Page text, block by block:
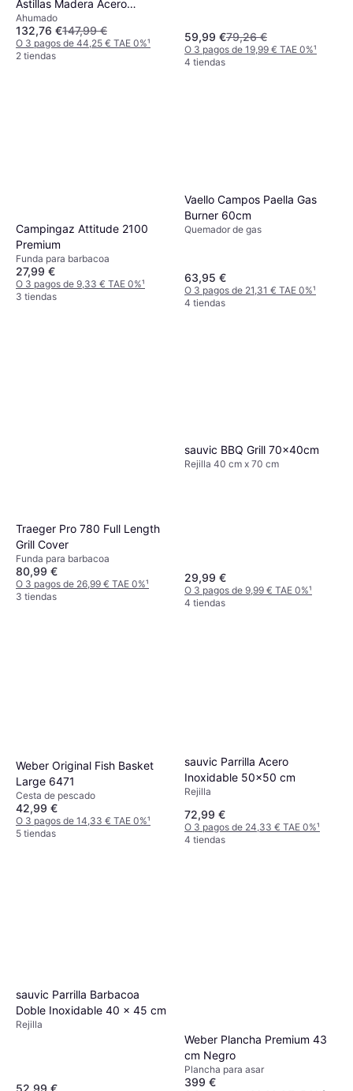
Astillas Madera Acero
Galvanizado 44.5x29x110
cm
Ahumado
132,76 €147,99 €
O 3 pagos de 44,25 € TAE 0%¹
2 tiendas
59,99 €79,26 €
O 3 pagos de 19,99 € TAE 0%¹
4 tiendas
Campingaz Attitude 2100
Premium
Funda para barbacoa
27,99 €
O 3 pagos de 9,33 € TAE 0%¹
3 tiendas
Vaello Campos Paella Gas
Burner 60cm
Quemador de gas
63,95 €
O 3 pagos de 21,31 € TAE 0%¹
4 tiendas
Traeger Pro 780 Full Length
Grill Cover
Funda para barbacoa
80,99 €
O 3 pagos de 26,99 € TAE 0%¹
3 tiendas
sauvic BBQ Grill 70x40cm
Rejilla 40 cm x 70 cm
29,99 €
O 3 pagos de 9,99 € TAE 0%¹
4 tiendas
Weber Original Fish Basket
Large 6471
Cesta de pescado
42,99 €
O 3 pagos de 14,33 € TAE 0%¹
5 tiendas
sauvic Parrilla Acero
Inoxidable 50x50 cm
Rejilla
72,99 €
O 3 pagos de 24,33 € TAE 0%¹
4 tiendas
sauvic Parrilla Barbacoa
Doble Inoxidable 40 x 45 cm
Rejilla
52,99 €
Weber Plancha Premium 43
cm Negro
Plancha para asar
399 €